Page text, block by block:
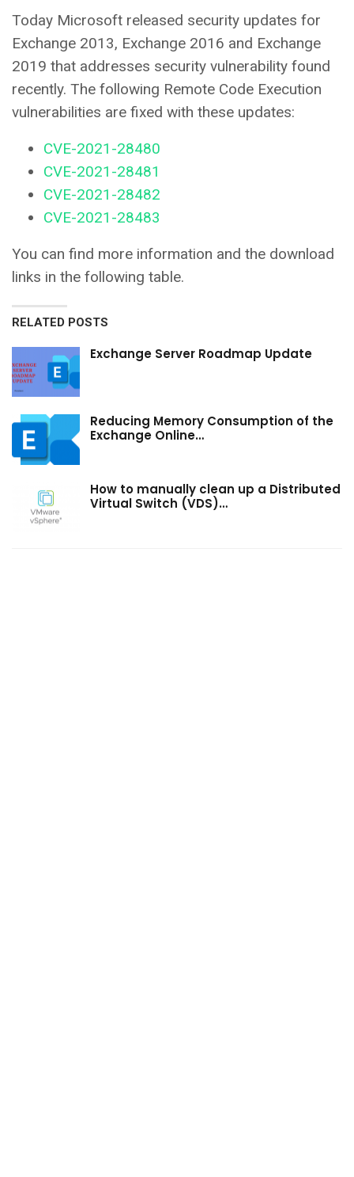
Today Microsoft released security updates for
Exchange 2013, Exchange 2016 and Exchange
2019 that addresses security vulnerability found
recently. The following Remote Code Execution
vulnerabilities are fixed with these updates:
CVE-2021-28480
CVE-2021-28481
CVE-2021-28482
CVE-2021-28483
You can find more information and the download
links in the following table.
RELATED POSTS
Exchange Server Roadmap Update
Reducing Memory Consumption of the
Exchange Online…
How to manually clean up a Distributed
Virtual Switch (VDS)…